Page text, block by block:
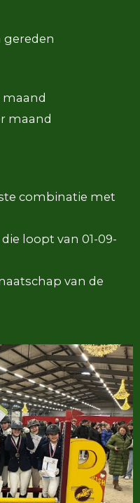
gereden
maand
maand
combinatie met
loopt van 01-09-
van de